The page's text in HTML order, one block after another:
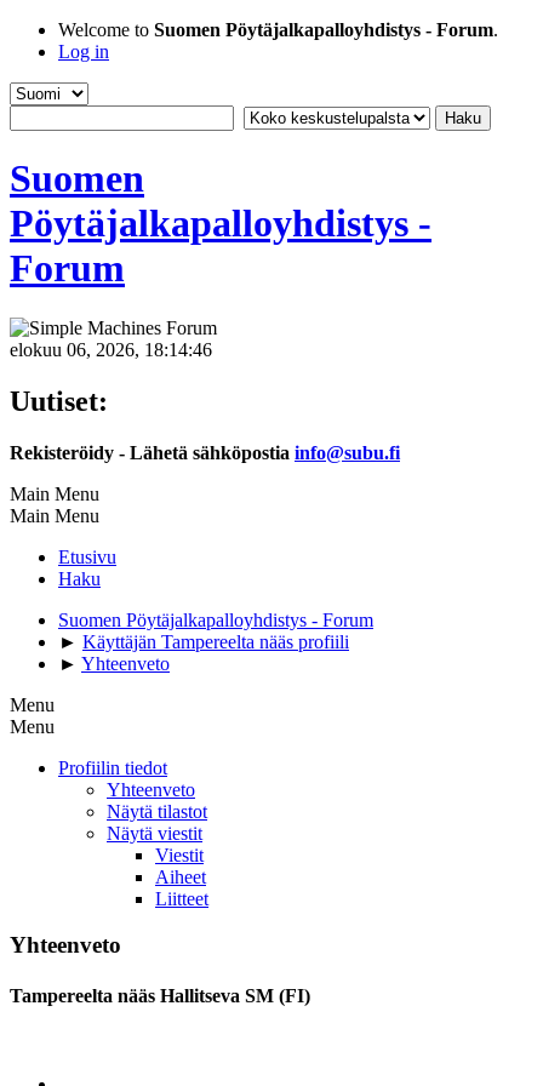
Welcome to Suomen Pöytäjalkapalloyhdistys - Forum.
Log in
Suomen
Pöytäjalkapalloyhdistys -
Forum
elokuu 06, 2026, 18:14:46
Uutiset:
Rekisteröidy - Lähetä sähköpostia info@subu.fi
Main Menu
Main Menu
Etusivu
Haku
Suomen Pöytäjalkapalloyhdistys - Forum
► Käyttäjän Tampereelta nääs profiili
► Yhteenveto
Menu
Menu
Profiilin tiedot
Yhteenveto
Näytä tilastot
Näytä viestit
Viestit
Aiheet
Liitteet
Yhteenveto
Tampereelta nääs Hallitseva SM (FI)